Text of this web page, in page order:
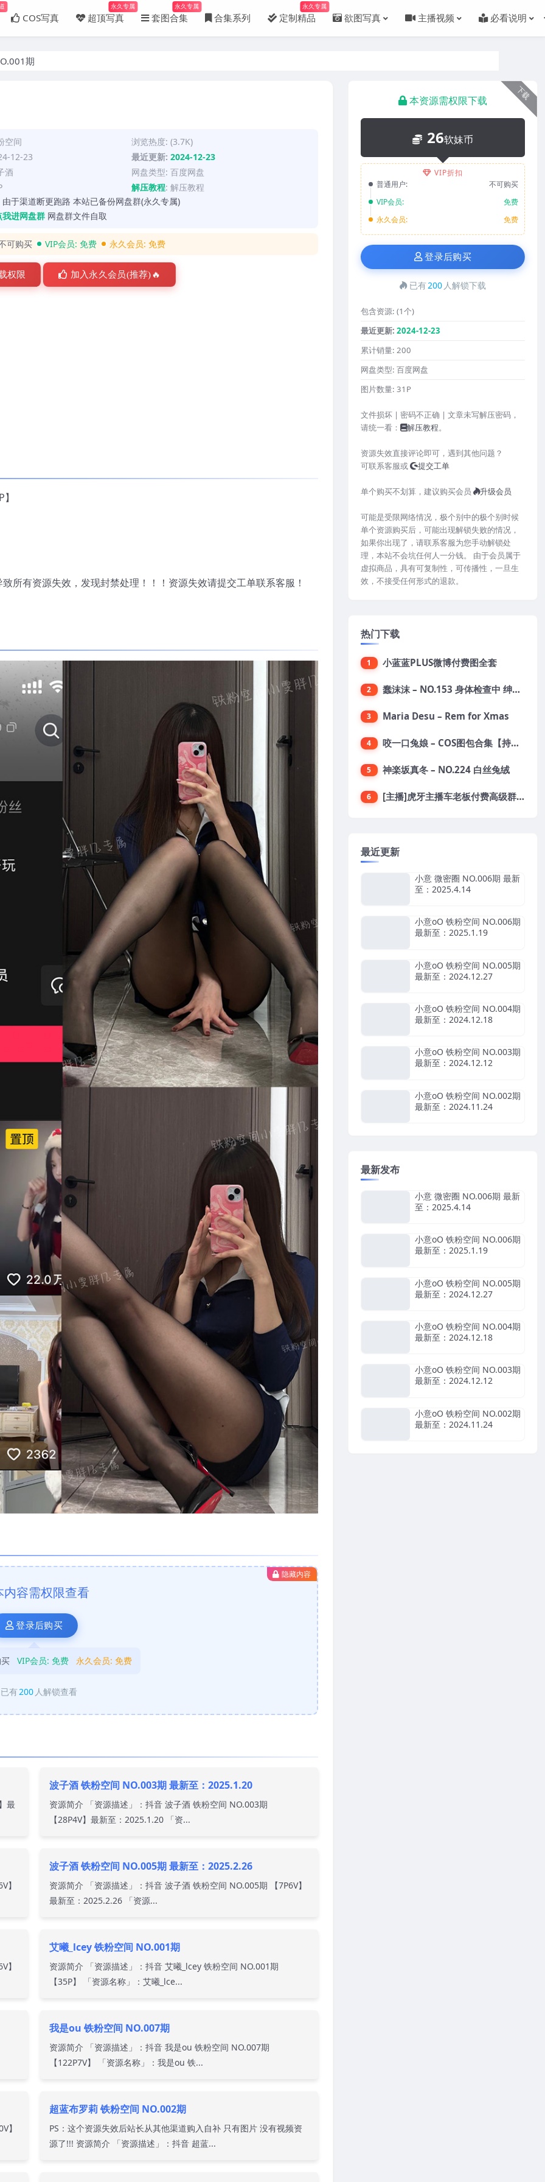
COS写真 超顶写真
永久专属
套图合集
永久专属
合集系列 定制精品
永久专属
欲图写真 主播视频 必看说明
期
空间
浏览热度: (3.7K)
12-23
最近更新: 2024-12-23
酒
网盘类型: 百度网盘
解压教程: 解压教程
于渠道断更跑路 本站已备份网盘群(永久专属)
我进网盘群 网盘群文件自取
可购买 VIP会员:免费 永久会员:免费
权限 加入永久会员(推荐)🔥
所有资源失效，发现封禁处理！！！资源失效请提交工单联系客服！
隐藏内容
内容需权限查看
登录后购买
VIP会员: 免费 永久会员: 免费
已有200 人解锁查看
最
波子酒 铁粉空间 NO.003期 最新至：2025.1.20
资源简介 「资源描述」：抖音 波子酒 铁粉空间 NO.003期
【28P4V】最新至：2025.1.20 「资...
】
波子酒 铁粉空间 NO.005期 最新至：2025.2.26
资源简介 「资源描述」：抖音 波子酒 铁粉空间 NO.005期 【7P6V】
最新至：2025.2.26 「资源...
】
艾曦_lcey 铁粉空间 NO.001期
资源简介 「资源描述」：抖音 艾曦_lcey 铁粉空间 NO.001期
【35P】 「资源名称」：艾曦_lce...
我是ou 铁粉空间 NO.007期
资源简介 「资源描述」：抖音 我是ou 铁粉空间 NO.007期
【122P7V】 「资源名称」：我是ou 铁...
】
超蓝布罗莉 铁粉空间 NO.002期
PS：这个资源失效后站长从其他渠道购入自补 只有图片 没有视频资
源了!!! 资源简介 「资源描述」：抖音 超蓝...
下载
本资源需权限下载
26软妹币
VIP折扣
普通用户:
不可购买
VIP会员:
免费
永久会员:
免费
登录后购买
已有200 人解锁下载
包含资源: (1个)
最近更新: 2024-12-23
累计销量: 200
网盘类型: 百度网盘
图片数量: 31P
文件损坏 | 密码不正确 | 文章未写解压密码，
请统一看：
解压教程。
资源失效直接评论即可，遇到其他问题？
可联系客服或
提交工单
单个购买不划算，建议购买会员 升级会员
可能是受限网络情况，极个别中的极个别时候
单个资源购买后，可能出现解锁失败的情况，
如果你出现了，请联系客服为您手动解锁处
理，本站不会坑任何人一分钱。 由于会员属于
虚拟商品，具有可复制性，可传播性，一旦生
效，不接受任何形式的退款。
热门下载
1 小蓝蓝PLUS微博付费图全套
2 蠢沫沫 – NO.153 身体检查中 绅士版 [150P-1.4G]
3 Maria Desu – Rem for Xmas
4 咬一口兔娘 – COS图包合集【持续更新中】
5 神楽坂真冬 – NO.224 白丝兔绒
6 [主播]虎牙主播车老板付费高级群真空内衣极限定制8分19
最近更新
小意 微密圈 NO.006期 最新
至：2025.4.14
小意oO 铁粉空间 NO.006期
最新至：2025.1.19
小意oO 铁粉空间 NO.005期
最新至：2024.12.27
小意oO 铁粉空间 NO.004期
最新至：2024.12.18
小意oO 铁粉空间 NO.003期
最新至：2024.12.12
小意oO 铁粉空间 NO.002期
最新至：2024.11.24
最新发布
小意 微密圈 NO.006期 最新
至：2025.4.14
小意oO 铁粉空间 NO.006期
最新至：2025.1.19
小意oO 铁粉空间 NO.005期
最新至：2024.12.27
小意oO 铁粉空间 NO.004期
最新至：2024.12.18
小意oO 铁粉空间 NO.003期
最新至：2024.12.12
小意oO 铁粉空间 NO.002期
最新至：2024.11.24